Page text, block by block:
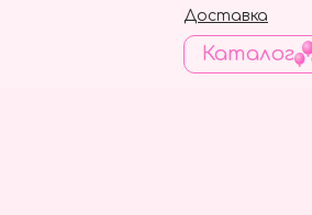
Каталог
Доставка